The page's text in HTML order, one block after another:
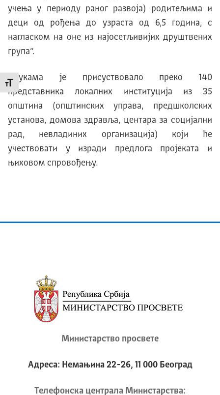
Промени величину слова
учења у периоду раног развоја) родитељима и
деци од рођења до узраста од 6,5 година, с
нагласком на оне из најосетљивијих друштвених
група“.
Обукама је присуствовало преко 140
представника локалних институција из 35
општина (општинских управа, предшколских
установа, домова здравља, центара за социјални
рад, невладиних организација) који ће
учествовати у изради предлога пројеката и
њиховом спровођењу.
Министарство просвете
Адреса: Немањина 22-26, 11 000 Београд
Телeфонска централа Mинистарства: